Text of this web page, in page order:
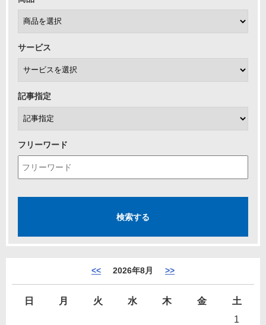
サービス
記事指定
フリーワード
<< 2026年8月 >>
日 月 火 水 木 金
土
1